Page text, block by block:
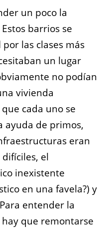
un poco la
barrios se
las clases más
un lugar
no podían
vivienda
cada uno se
ayuda de primos,
eran
difíciles, el
inexistente
en una favela?) y
entender la
que remontarse